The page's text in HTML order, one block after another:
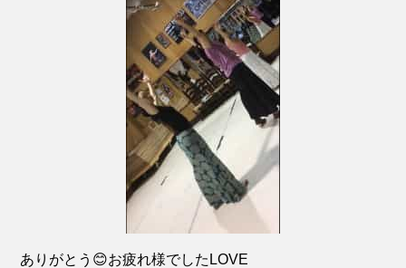
ありがとう😊お疲れ様でしたLOVE